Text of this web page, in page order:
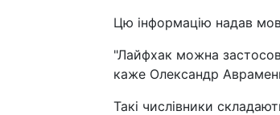
Цю інформацію надав
"Лайфхак можна
каже Олександр
Такі числівники